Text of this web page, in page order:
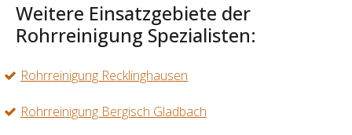
Weitere Einsatzgebiete der
Rohrreinigung Spezialisten:
Rohrreinigung Recklinghausen
Rohrreinigung Bergisch Gladbach